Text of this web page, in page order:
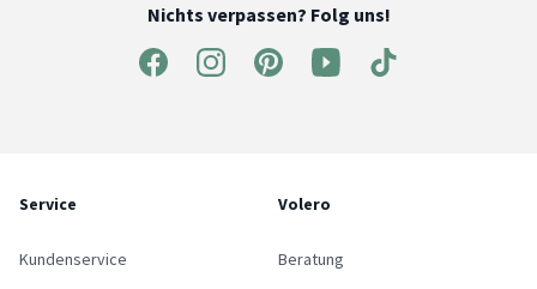
Nichts verpassen? Folg uns!
Service
Kundenservice
Volero
Beratung